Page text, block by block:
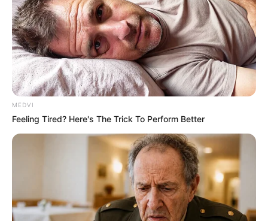
MEDVI
Feeling Tired? Here's The Trick To Perform Better